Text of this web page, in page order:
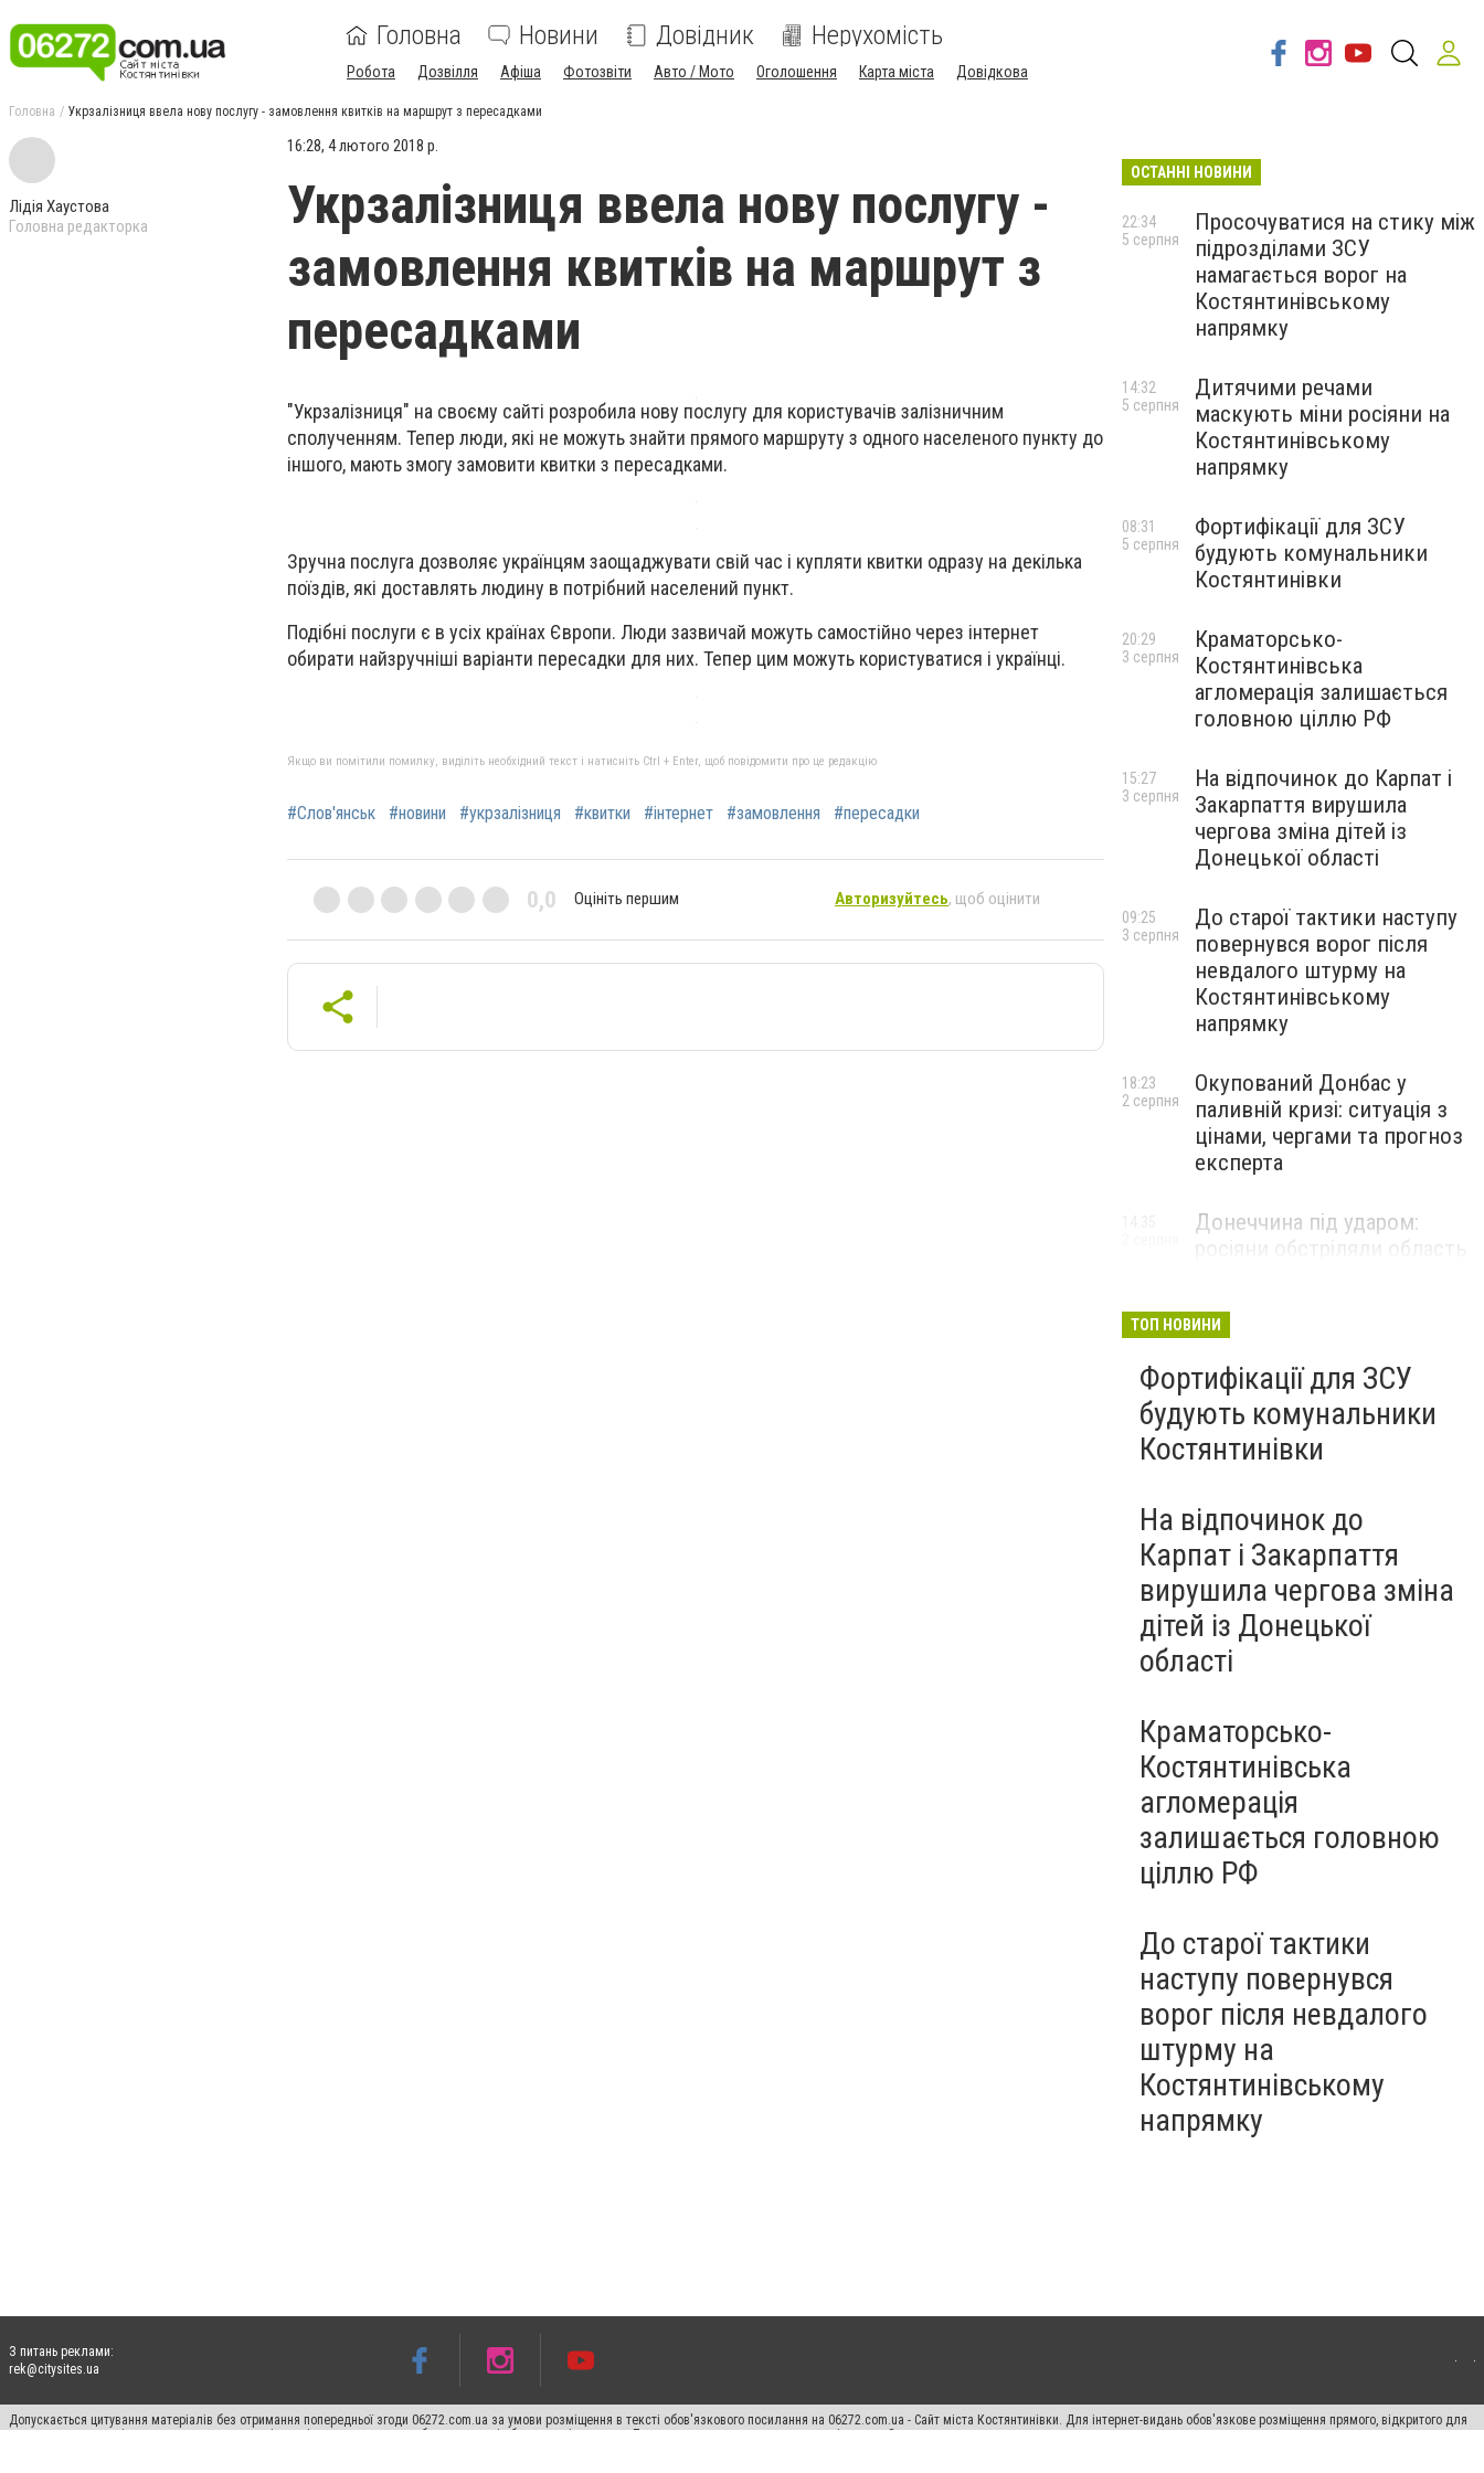
Головна Новини Довідник Нерухомість
Робота Дозвілля Афіша Фотозвіти Авто / Мото Оголошення Карта міста Довідкова
Головна Укрзалізниця ввела нову послугу - замовлення квитків на маршрут з пересадками
Лідія Хаустова
Головна редакторка
16:28, 4 лютого 2018 р.
Укрзалізниця ввела нову послугу -
замовлення квитків на маршрут з
пересадками
"Укрзалізниця" на своєму сайті розробила нову послугу для користувачів залізничним
сполученням. Тепер люди, які не можуть знайти прямого маршруту з одного населеного пункту до
іншого, мають змогу замовити квитки з пересадками.
Зручна послуга дозволяє українцям заощаджувати свій час і купляти квитки одразу на декілька
поїздів, які доставлять людину в потрібний населений пункт.
Подібні послуги є в усіх країнах Європи. Люди зазвичай можуть самостійно через інтернет
обирати найзручніші варіанти пересадки для них. Тепер цим можуть користуватися і українці.
Якщо ви помітили помилку, виділіть необхідний текст і натисніть Ctrl + Enter, щоб повідомити про це редакцію
#Слов'янськ #новини #укрзалізниця #квитки #інтернет #замовлення #пересадки
0,0 Оцініть першим Авторизуйтесь, щоб оцінити
ОСТАННІ НОВИНИ
Просочуватися на стику між
підрозділами ЗСУ
намагається ворог на
Костянтинівському
напрямку
22:34
5 серпня
Дитячими речами
маскують міни росіяни на
Костянтинівському
напрямку
14:32
5 серпня
Фортифікації для ЗСУ
будують комунальники
Костянтинівки
08:31
5 серпня
Краматорсько-
Костянтинівська
агломерація залишається
головною ціллю РФ
20:29
3 серпня
На відпочинок до Карпат і
Закарпаття вирушила
чергова зміна дітей із
Донецької області
15:27
3 серпня
До старої тактики наступу
повернувся ворог після
невдалого штурму на
Костянтинівському
напрямку
09:25
3 серпня
Окупований Донбас у
паливній кризі: ситуація з
цінами, чергами та прогноз
експерта
18:23
2 серпня
Донеччина під ударом:
росіяни обстріляли область
ТОП НОВИНИ
Фортифікації для ЗСУ
будують комунальники
Костянтинівки
На відпочинок до
Карпат і Закарпаття
вирушила чергова зміна
дітей із Донецької
області
Краматорсько-
Костянтинівська
агломерація
залишається головною
ціллю РФ
До старої тактики
наступу повернувся
ворог після невдалого
штурму на
Костянтинівському
напрямку
З питань реклами:
rek@citysites.ua
Допускається цитування матеріалів без отримання попередньої згоди 06272.com.ua за умови розміщення в тексті обов'язкового посилання на 06272.com.ua - Сайт міста Костянтинівки. Для інтернет-видань обов'язкове розміщення прямого, відкритого для
пошукових систем гіперпосилання на цитовані статті не нижче другого абзацу в тексті або в якості джерела. Порушення виняткових прав переслідується Законом.